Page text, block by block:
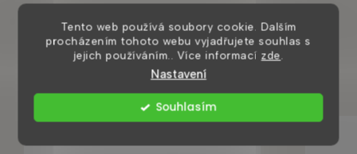
Tento web používá soubory cookie. Dalším
procházením tohoto webu vyjadřujete souhlas s
jejich používáním.. Více informací zde
Nastavení
Souhlasím
Mohlo by se vám také líbit